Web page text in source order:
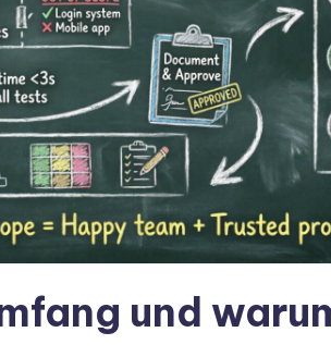
und